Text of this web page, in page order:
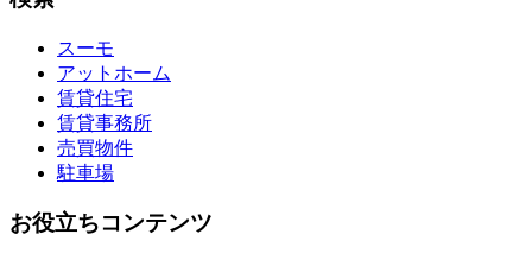
スーモ
アットホーム
賃貸住宅
賃貸事務所
売買物件
駐車場
お役立ちコンテンツ